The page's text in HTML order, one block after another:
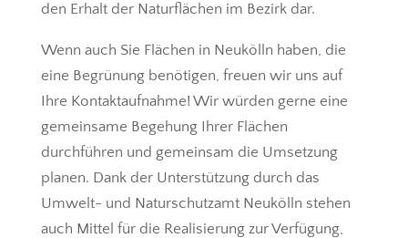
den Erhalt der Naturflächen im Bezirk dar.
Wenn auch Sie Flächen in Neukölln haben, die
eine Begrünung benötigen, freuen wir uns auf
Ihre Kontaktaufnahme! Wir würden gerne eine
gemeinsame Begehung Ihrer Flächen
durchführen und gemeinsam die Umsetzung
planen. Dank der Unterstützung durch das
Umwelt- und Naturschutzamt Neukölln stehen
auch Mittel für die Realisierung zur Verfügung,